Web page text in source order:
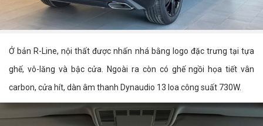
Ở bản R-Line, nội thất được nhấn nhá bằng logo đặc trưng tại tựa
ghế, vô-lăng và bậc cửa. Ngoài ra còn có ghế ngồi họa tiết vân
carbon, cửa hít, dàn âm thanh Dynaudio 13 loa công suất 730W.